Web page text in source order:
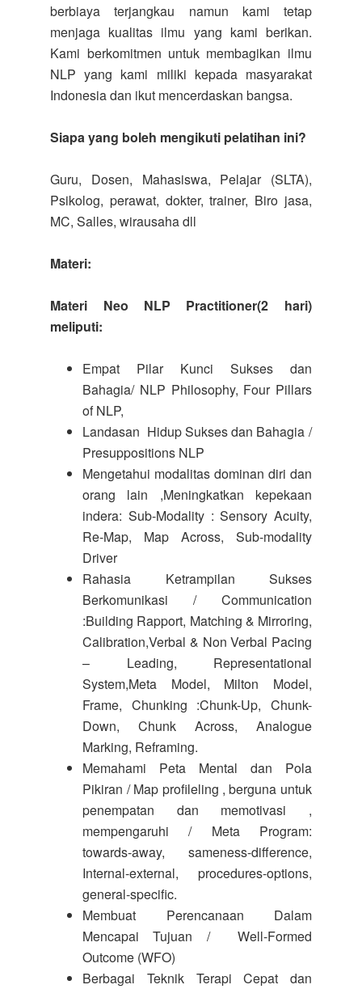
berbiaya terjangkau namun kami tetap
menjaga kualitas ilmu yang kami berikan.
Kami berkomitmen untuk membagikan ilmu
NLP yang kami miliki kepada masyarakat
Indonesia dan ikut mencerdaskan bangsa.
Siapa yang boleh mengikuti pelatihan ini?
Guru, Dosen, Mahasiswa, Pelajar (SLTA),
Psikolog, perawat, dokter, trainer, Biro jasa,
MC, Salles, wirausaha dll
Materi:
Materi Neo NLP Practitioner(2 hari)
meliputi:
Empat Pilar Kunci Sukses dan
Bahagia/ NLP Philosophy, Four Pillars
of NLP,
Landasan Hidup Sukses dan Bahagia /
Presuppositions NLP
Mengetahui modalitas dominan diri dan
orang lain ,Meningkatkan kepekaan
indera: Sub-Modality : Sensory Acuity,
Re-Map, Map Across, Sub-modality
Driver
Rahasia Ketrampilan Sukses
Berkomunikasi / Communication
:Building Rapport, Matching & Mirroring,
Calibration,Verbal & Non Verbal Pacing
– Leading, Representational
System,Meta Model, Milton Model,
Frame, Chunking :Chunk-Up, Chunk-
Down, Chunk Across, Analogue
Marking, Reframing.
Memahami Peta Mental dan Pola
Pikiran / Map profileling , berguna untuk
penempatan dan memotivasi ,
mempengaruhi / Meta Program:
towards-away, sameness-difference,
Internal-external, procedures-options,
general-specific.
Membuat Perencanaan Dalam
Mencapai Tujuan / Well-Formed
Outcome (WFO)
Berbagai Teknik Terapi Cepat dan